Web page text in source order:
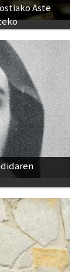
Aste